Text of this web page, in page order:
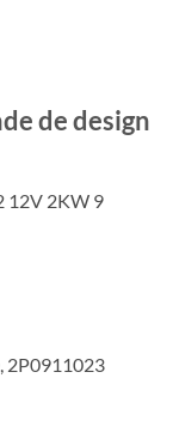
de design
12V 2KW 9
2P0911023